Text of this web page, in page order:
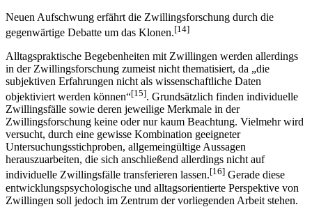
Neuen Aufschwung erfährt die Zwillingsforschung durch die
gegenwärtige Debatte um das Klonen.[14]
Alltagspraktische Begebenheiten mit Zwillingen werden allerdings
in der Zwillingsforschung zumeist nicht thematisiert, da „die
subjektiven Erfahrungen nicht als wissenschaftliche Daten
objektiviert werden können“[15]. Grundsätzlich finden individuelle
Zwillingsfälle sowie deren jeweilige Merkmale in der
Zwillingsforschung keine oder nur kaum Beachtung. Vielmehr wird
versucht, durch eine gewisse Kombination geeigneter
Untersuchungsstichproben, allgemeingültige Aussagen
herauszuarbeiten, die sich anschließend allerdings nicht auf
individuelle Zwillingsfälle transferieren lassen.[16] Gerade diese
entwicklungspsychologische und alltagsorientierte Perspektive von
Zwillingen soll jedoch im Zentrum der vorliegenden Arbeit stehen.